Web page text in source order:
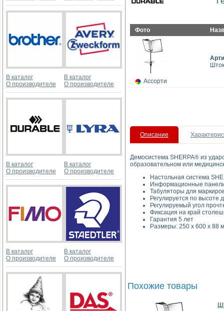
В каталог
О производителе
В каталог
О производителе
В каталог
О производителе
В каталог
О производителе
В каталог
О производителе
В каталог
О производителе
Фото
Ассорти
Описание
Демосистема SHERPA® из
образовательном или
Настольная система
Информационные панели
Табуляторы для
Регулируется по высоте
Регулируемый угол
Фиксация на край
Гарантия 5 лет
Размеры: 250 x 600 x 88
Похожие товары